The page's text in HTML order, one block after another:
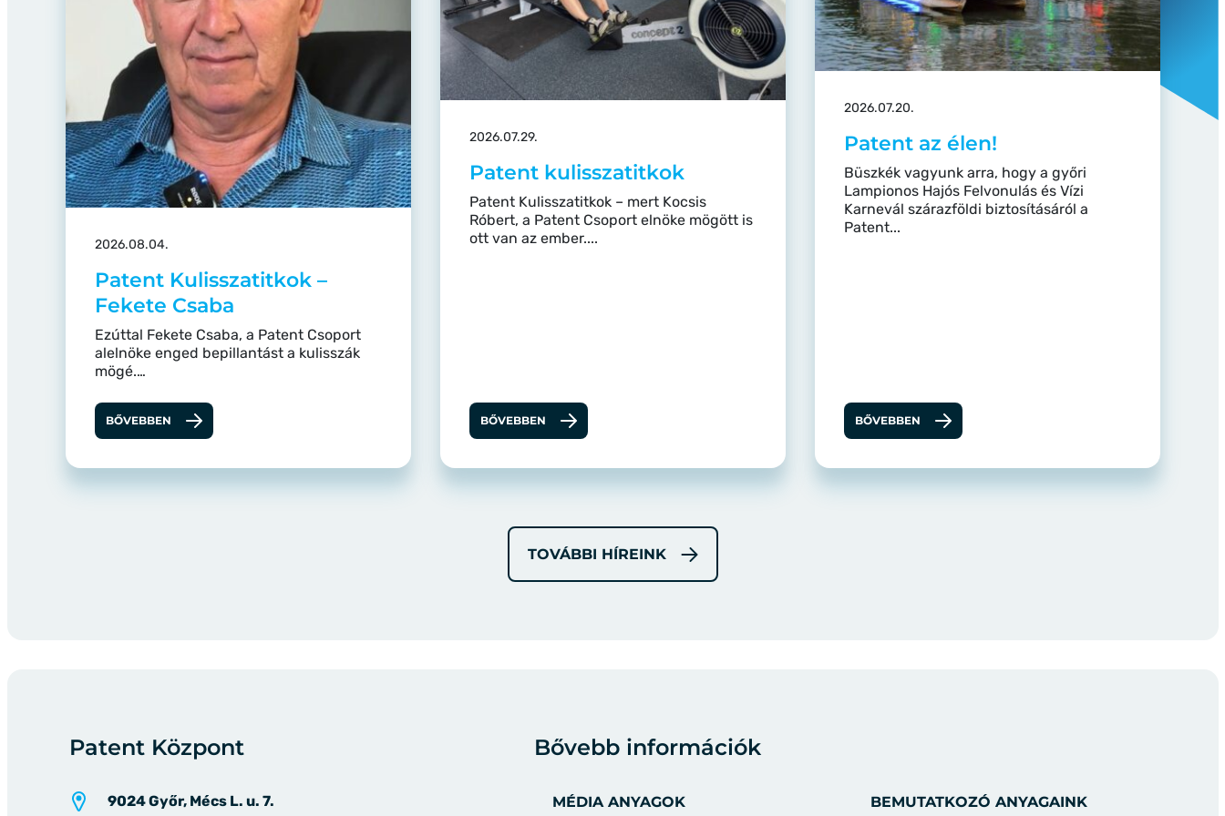
2026.08.04.
Patent Kulisszatitkok –
Fekete Csaba
Ezúttal Fekete Csaba, a Patent Csoport
alelnöke enged bepillantást a kulisszák
mögé.…
BŐVEBBEN
2026.07.29.
Patent kulisszatitkok
Patent Kulisszatitkok – mert Kocsis
Róbert, a Patent Csoport elnöke mögött is
ott van az ember....
BŐVEBBEN
2026.07.20.
Patent az élen!
Büszkék vagyunk arra, hogy a győri
Lampionos Hajós Felvonulás és Vízi
Karnevál szárazföldi biztosításáról a
Patent...
BŐVEBBEN
TOVÁBBI HÍREINK
Patent Központ
9024 Győr, Mécs L. u. 7.
Bővebb információk
MÉDIA ANYAGOK BEMUTATKOZÓ ANYAGAINK